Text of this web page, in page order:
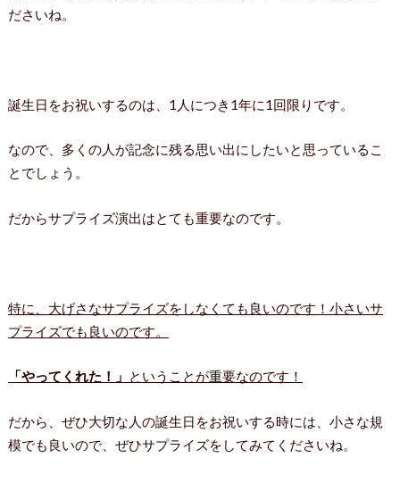
ださいね。
誕生日をお祝いするのは、1人につき1年に1回限りです。
なので、多くの人が記念に残る思い出にしたいと思っているこ
とでしょう。
だからサプライズ演出はとても重要なのです。
特に、大げさなサプライズをしなくても良いのです！小さいサ
プライズでも良いのです。
「やってくれた！」 ということが重要なのです！
だから、ぜひ大切な人の誕生日をお祝いする時には、小さな規
模でも良いので、ぜひサプライズをしてみてくださいね。